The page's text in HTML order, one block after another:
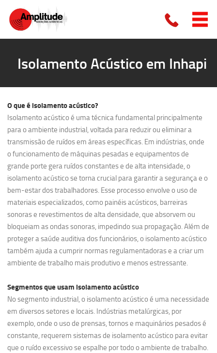
Isolamento Acústico em Inhapi
O que é isolamento acústico?
Isolamento acústico é uma técnica fundamental principalmente
para o ambiente industrial, voltada para reduzir ou eliminar a
transmissão de ruídos em áreas específicas. Em indústrias, onde
o funcionamento de máquinas pesadas e equipamentos de
grande porte gera ruídos constantes e de alta intensidade, o
isolamento acústico se torna crucial para garantir a segurança e o
bem-estar dos trabalhadores. Esse processo envolve o uso de
materiais especializados, como painéis acústicos, barreiras
sonoras e revestimentos de alta densidade, que absorvem ou
bloqueiam as ondas sonoras, impedindo sua propagação. Além de
proteger a saúde auditiva dos funcionários, o isolamento acústico
também ajuda a cumprir normas regulamentadoras e a criar um
ambiente de trabalho mais produtivo e menos estressante.
Segmentos que usam isolamento acústico
No segmento industrial, o isolamento acústico é uma necessidade
em diversos setores e locais. Indústrias metalúrgicas, por
exemplo, onde o uso de prensas, tornos e maquinários pesados é
constante, requerem sistemas de isolamento acústico para evitar
que o ruído excessivo se espalhe por todo o ambiente de trabalho.